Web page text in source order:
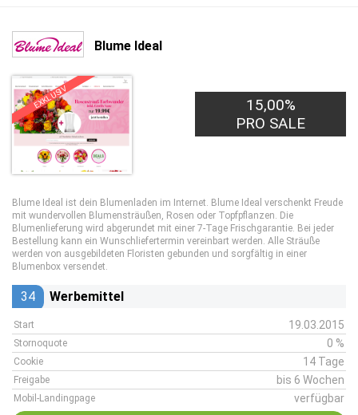
Blume Ideal
EXKLUSIV
15,00%
PRO SALE
Blume Ideal ist dein Blumenladen im Internet. Blume Ideal verschenkt Freude
mit wundervollen Blumensträußen, Rosen oder Topfpflanzen. Die
Blumenlieferung wird abgerundet mit einer 7-Tage Frischgarantie. Bei jeder
Bestellung kann ein Wunschliefertermin vereinbart werden. Alle Sträuße
werden von ausgebildeten Floristen gebunden und sorgfältig in einer
Blumenbox versendet.
34 Werbemittel
Start 19.03.2015
Stornoquote 0 %
Cookie 14 Tage
Freigabe bis 6 Wochen
Mobil-Landingpage verfügbar